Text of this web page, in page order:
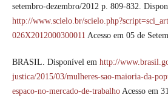
setembro-dezembro/2012 p. 809-832.
http://www.scielo.br/
026X2012000300011 Acesso em 05 de
BRASIL. Disponível em http://
justica/2015/03/mulheres-sao-maioria-da-
espaco-no-mercado-de-trabalhoAcesso em